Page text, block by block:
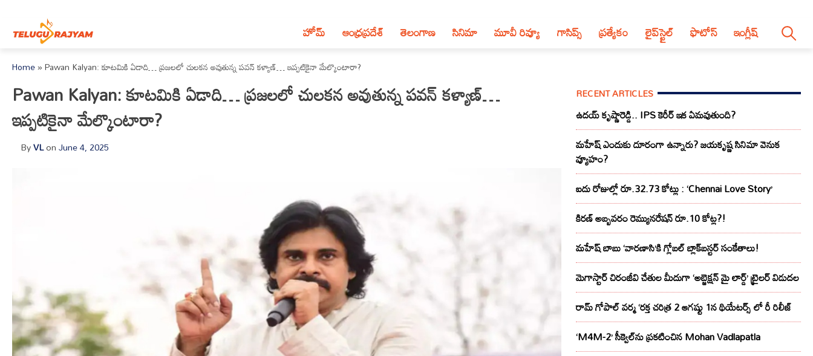
హోమ్ ఆంధ్ర‌ప్ర‌దేశ్‌ తెలంగాణ‌ సినిమా మూవీ రివ్యూ గాసిప్స్ ప్రత్యేకం లైప్‌స్టైల్‌ ఫొటోస్ ఇంగ్లీష్
Home»Pawan Kalyan: కూటమికి ఏడాది… ప్రజలలో చులకన అవుతున్న పవన్ కళ్యాణ్… ఇప్పటికైనా మేల్కొంటారా?
Pawan Kalyan: కూటమికి ఏడాది… ప్రజలలో చులకన అవుతున్న పవన్ కళ్యాణ్…
ఇప్పటికైనా మేల్కొంటారా?
ByVLonJune 4, 2025
RECENT ARTICLES
ఉదయ్ కృష్ణారెడ్డి.. IPS కెరీర్ ఇక ఏమవుతుంది?
మహేష్ ఎందుకు దూరంగా ఉన్నారు? జయకృష్ణ సినిమా వెనుక
వ్యూహం?
ఐదు రోజుల్లో రూ.32.73 కోట్లు : ‘Chennai Love Story’
కిరణ్ అబ్బవరం రెమ్యునరేషన్ రూ.10 కోట్ల?!
మహేష్ బాబు ‘వారణాసి’కి గ్లోబల్ బ్లాక్‌బస్టర్ సంకేతాలు!
మెగాస్టార్ చిరంజీవి చేతుల మీదుగా ‘అబ్జెక్ష‌న్ మై లార్డ్‌’ ట్రైల‌ర్ విడుద‌ల
రామ్ గోపాల్ వర్మ ‘రక్త చరిత్ర 2 ఆగష్టు 1న థియేటర్స్ లో రీ రిలీజ్
‘M4M-2’ సీక్వెల్‌ను ప్రకటించిన Mohan Vadlapatla